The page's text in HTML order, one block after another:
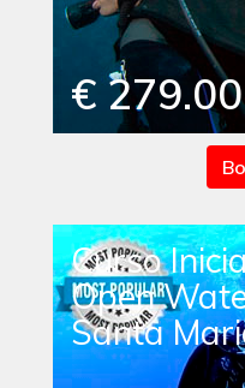
€ 279.00
Curso
Open
Santa